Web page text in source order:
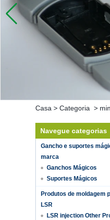
Casa > Categoria >
Navegue categorias
Gancho e suportes
marca
Ganchos Mágicos
Suportes Mágicos
Produtos de moldagem
LSR
LSR injection Other